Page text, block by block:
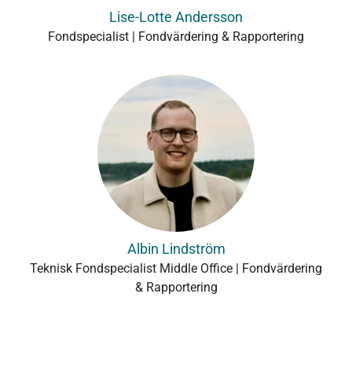
Lise-Lotte Andersson
Fondspecialist | Fondvärdering & Rapportering
Albin Lindström
Teknisk Fondspecialist Middle Office | Fondvärdering
& Rapportering